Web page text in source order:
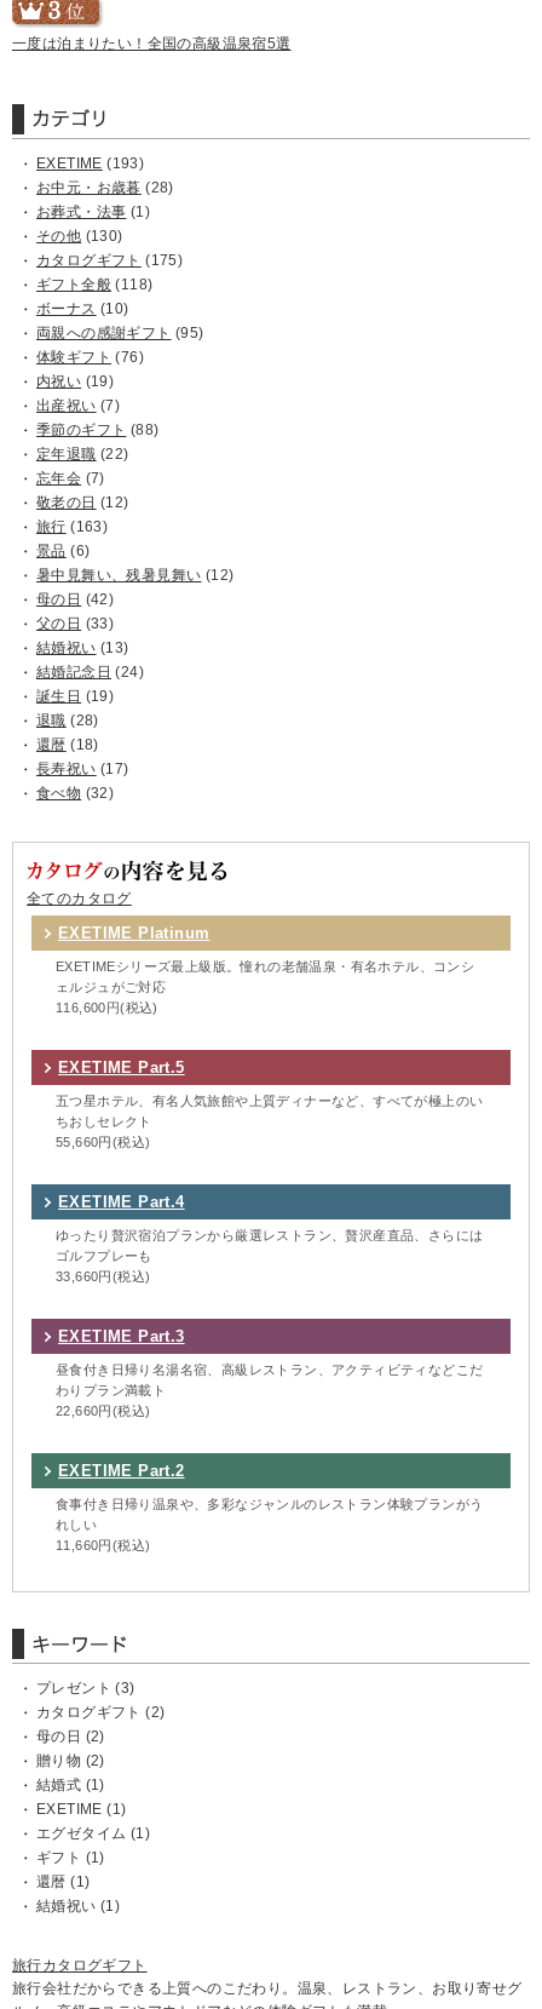
一度は泊まりたい！全国の高級温泉宿5選
EXETIME (193)
お中元・お歳暮 (28)
お葬式・法事 (1)
その他 (130)
カタログギフト (175)
ギフト全般 (118)
ボーナス (10)
両親への感謝ギフト (95)
体験ギフト (76)
内祝い (19)
出産祝い (7)
季節のギフト (88)
定年退職 (22)
忘年会 (7)
敬老の日 (12)
旅行 (163)
景品 (6)
暑中見舞い、残暑見舞い (12)
母の日 (42)
父の日 (33)
結婚祝い (13)
結婚記念日 (24)
誕生日 (19)
退職 (28)
還暦 (18)
長寿祝い (17)
食べ物 (32)
全てのカタログ
EXETIME Platinum
EXETIMEシリーズ最上級版。憧れの老舗温泉・有名ホテル、コンシ
ェルジュがご対応
116,600円(税込)
EXETIME Part.5
五つ星ホテル、有名人気旅館や上質ディナーなど、すべてが極上のい
ちおしセレクト
55,660円(税込)
EXETIME Part.4
ゆったり贅沢宿泊プランから厳選レストラン、贅沢産直品、さらには
ゴルフプレーも
33,660円(税込)
EXETIME Part.3
昼食付き日帰り名湯名宿、高級レストラン、アクティビティなどこだ
わりプラン満載ト
22,660円(税込)
EXETIME Part.2
食事付き日帰り温泉や、多彩なジャンルのレストラン体験プランがう
れしい
11,660円(税込)
プレゼント (3)
カタログギフト (2)
母の日 (2)
贈り物 (2)
結婚式 (1)
EXETIME (1)
エグゼタイム (1)
ギフト (1)
還暦 (1)
結婚祝い (1)
旅行カタログギフト
旅行会社だからできる上質へのこだわり。温泉、レストラン、お取り寄せグ